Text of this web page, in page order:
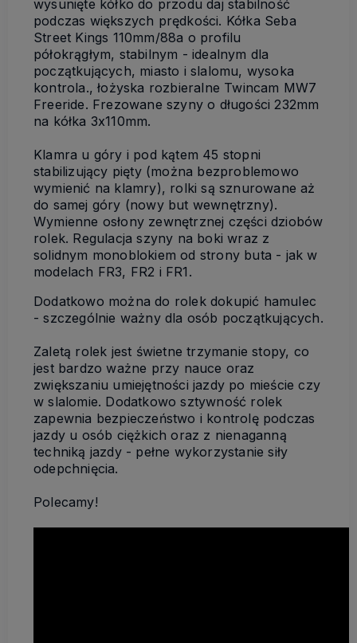
wysunięte kółko do przodu daj stabilność
podczas większych prędkości. Kółka Seba
Street Kings 110mm/88a o profilu
półokrągłym, stabilnym - idealnym dla
początkujących, miasto i slalomu, wysoka
kontrola., łożyska rozbieralne Twincam MW7
Freeride. Frezowane szyny o długości 232mm
na kółka 3x110mm.
Klamra u góry i pod kątem 45 stopni
stabilizujący pięty (można bezproblemowo
wymienić na klamry), rolki są sznurowane aż
do samej góry (nowy but wewnętrzny).
Wymienne osłony zewnętrznej części dziobów
rolek. Regulacja szyny na boki wraz z
solidnym monoblokiem od strony buta - jak w
modelach FR3, FR2 i FR1.
Dodatkowo można do rolek dokupić hamulec
- szczególnie ważny dla osób początkujących.
Zaletą rolek jest świetne trzymanie stopy, co
jest bardzo ważne przy nauce oraz
zwiększaniu umiejętności jazdy po mieście czy
w slalomie. Dodatkowo sztywność rolek
zapewnia bezpieczeństwo i kontrolę podczas
jazdy u osób ciężkich oraz z nienaganną
techniką jazdy - pełne wykorzystanie siły
odepchnięcia.
Polecamy!